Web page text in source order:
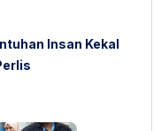
Insan Kekal